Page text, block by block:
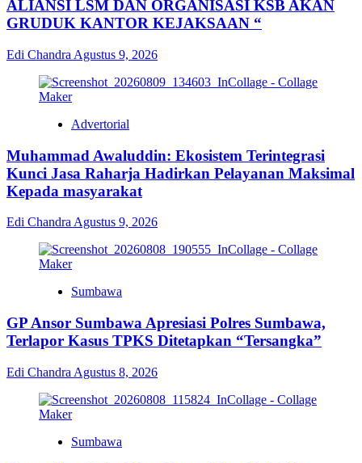
ALIANSI LSM DAN ORGANISASI KSB AKAN
GRUDUK KANTOR KEJAKSAAN “
Edi Chandra Agustus 9, 2026
Advertorial
Muhammad Awaluddin: Ekosistem Terintegrasi
Kunci Jasa Raharja Hadirkan Pelayanan Maksimal
Kepada masyarakat
Edi Chandra Agustus 9, 2026
Sumbawa
GP Ansor Sumbawa Apresiasi Polres Sumbawa,
Terlapor Kasus TPKS Ditetapkan “Tersangka”
Edi Chandra Agustus 8, 2026
Sumbawa